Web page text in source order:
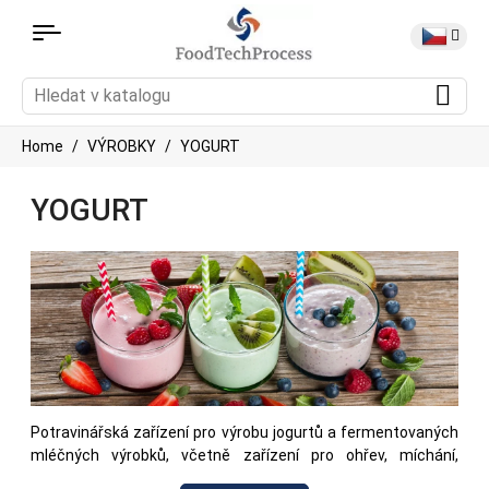
Home VÝROBKY YOGURT
YOGURT
Potravinářská zařízení pro výrobu jogurtů a fermentovaných
mléčných výrobků, včetně zařízení pro ohřev, míchání,